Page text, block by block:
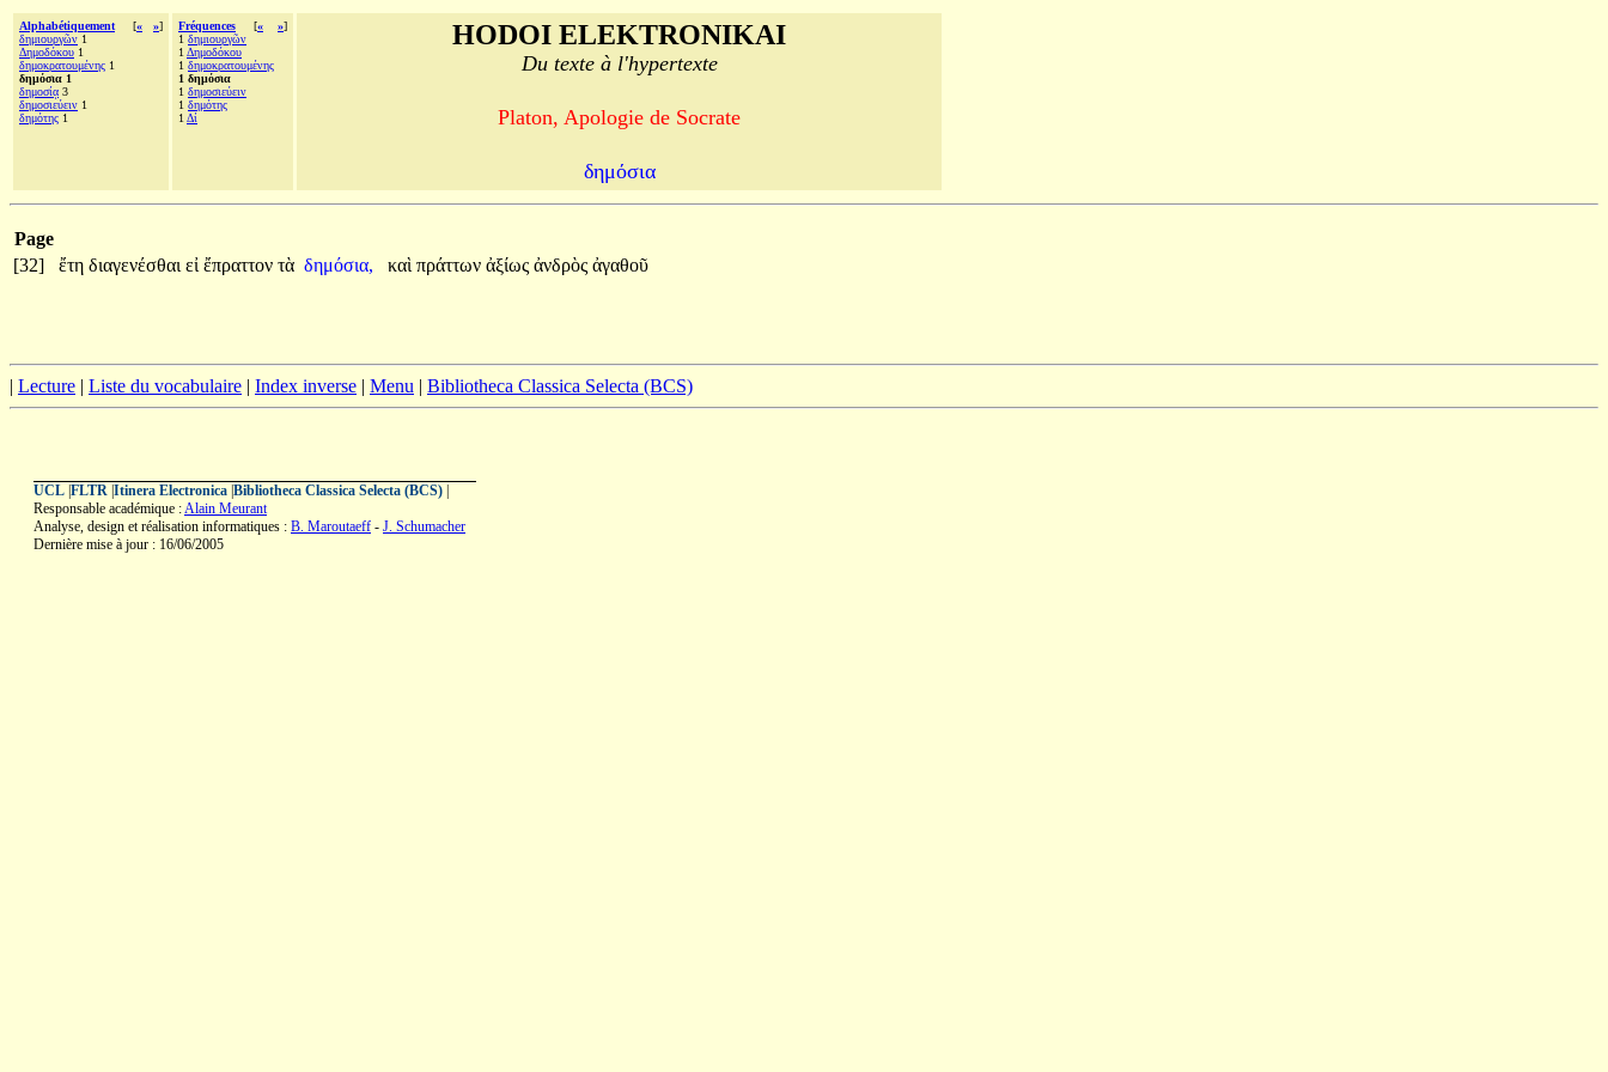
Alphabétiquement [« »]
δημιουργῶν 1
Δημοδόκου 1
δημοκρατουμένης 1
δημόσια 1
δημοσίᾳ 3
δημοσιεύειν 1
δημότης 1
Fréquences [« »]
1 δημιουργῶν
1 Δημοδόκου
1 δημοκρατουμένης
1 δημόσια
1 δημοσιεύειν
1 δημότης
1 Δί
HODOI ELEKTRONIKAI
Du texte à l'hypertexte
Platon, Apologie de Socrate
δημόσια
Page
[32]
ἔτη διαγενέσθαι εἰ ἔπραττον τὰ δημόσια, καὶ πράττων ἀξίως ἀνδρὸς ἀγαθοῦ
| Lecture | Liste du vocabulaire | Index inverse | Menu | Bibliotheca Classica Selecta (BCS)
UCL FLTR Itinera Electronica Bibliotheca Classica Selecta (BCS)
Responsable académique :Alain Meurant
Analyse, design et réalisation informatiques : B. Maroutaeff - J. Schumacher
Dernière mise à jour : 16/06/2005